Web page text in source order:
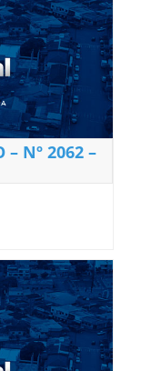
– Nº 2062 –